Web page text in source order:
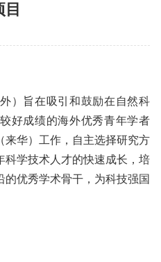
）旨在吸引和鼓励在自然科
好成绩的海外优秀青年学者
来华）工作，自主选择研究方
科学技术人才的快速成长，培
优秀学术骨干，为科技强国